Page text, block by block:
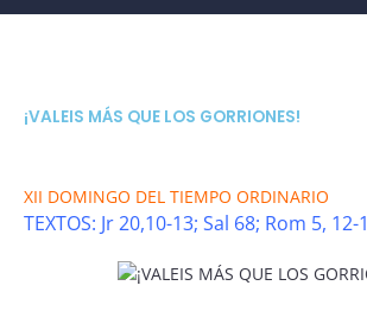
¡VALEIS MÁS QUE LOS GORRIONES!
XII DOMINGO DEL TIEMPO ORDINARIO
TEXTOS: Jr 20,10-13; Sal 68; Rom 5,